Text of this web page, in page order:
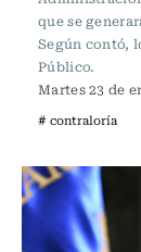
que se
Según contó,
Público.
Martes 23 de
# contraloría